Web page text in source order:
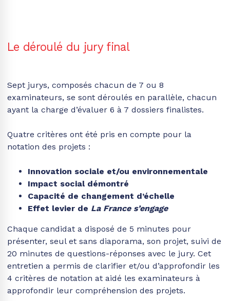
Le déroulé du jury final
Sept jurys, composés chacun de 7 ou 8
examinateurs, se sont déroulés en parallèle, chacun
ayant la charge d’évaluer 6 à 7 dossiers finalistes.
Quatre critères ont été pris en compte pour la
notation des projets :
Innovation sociale et/ou environnementale
Impact social démontré
Capacité de changement d’échelle
Effet levier de La France s’engage
Chaque candidat a disposé de 5 minutes pour
présenter, seul et sans diaporama, son projet, suivi de
20 minutes de questions-réponses avec le jury. Cet
entretien a permis de clarifier et/ou d’approfondir les
4 critères de notation at aidé les examinateurs à
approfondir leur compréhension des projets